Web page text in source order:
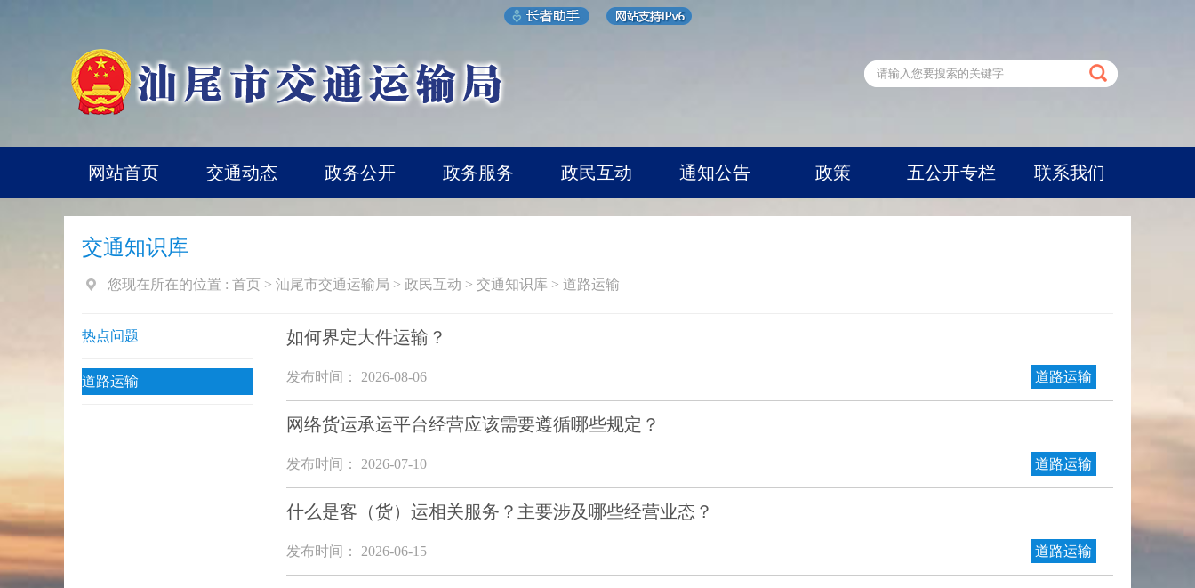
网站首页 交通动态 政务公开 政务服务 政民互动 通知公告 政策 五公开专栏 联系我们
交通知识库
您现在所在的位置 : 首页 > 汕尾市交通运输局 > 政民互动 > 交通知识库 > 道路运输
热点问题
道路运输
如何界定大件运输？
发布时间： 2026-08-06 道路运输
网络货运承运平台经营应该需要遵循哪些规定？
发布时间： 2026-07-10 道路运输
什么是客（货）运相关服务？主要涉及哪些经营业态？
发布时间： 2026-06-15 道路运输